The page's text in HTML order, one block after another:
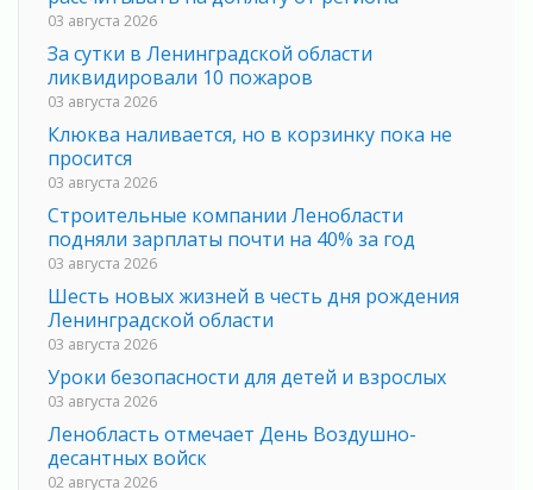
03 августа 2026
За сутки в Ленинградской области
ликвидировали 10 пожаров
03 августа 2026
Клюква наливается, но в корзинку пока не
просится
03 августа 2026
Строительные компании Ленобласти
подняли зарплаты почти на 40% за год
03 августа 2026
Шесть новых жизней в честь дня рождения
Ленинградской области
03 августа 2026
Уроки безопасности для детей и взрослых
03 августа 2026
Ленобласть отмечает День Воздушно-
десантных войск
02 августа 2026